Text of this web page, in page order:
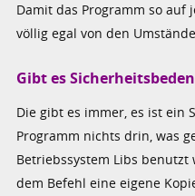
Damit das Programm so
völlig egal von den
Gibt es
Die gibt es immer, es ist ein
Programm nichts drin, was
Betriebssystem Libs benutzt
dem Befehl eine eigene